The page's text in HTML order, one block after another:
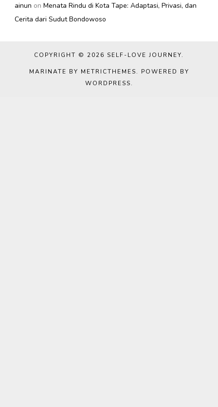
ainun on Menata Rindu di Kota Tape: Adaptasi, Privasi, dan
Cerita dari Sudut Bondowoso
COPYRIGHT © 2026 SELF-LOVE JOURNEY.
MARINATE BY METRICTHEMES. POWERED BY
WORDPRESS.